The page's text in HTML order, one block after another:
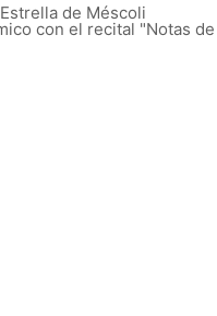
de Méscoli
con el recital "Notas de